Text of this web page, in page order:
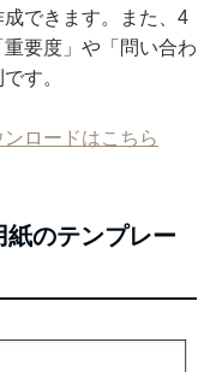
できます。また、4
要度」や「問い合わ
す。
ロードはこちら
紙のテンプレー